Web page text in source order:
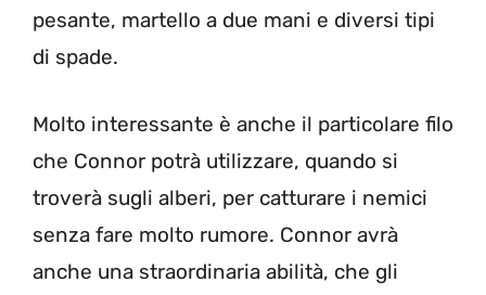
pesante, martello a due mani e diversi tipi
di spade.
Molto interessante è anche il particolare filo
che Connor potrà utilizzare, quando si
troverà sugli alberi, per catturare i nemici
senza fare molto rumore. Connor avrà
anche una straordinaria abilità, che gli